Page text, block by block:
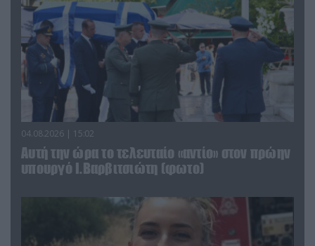
04.08.2026 | 15:02
Αυτή την ώρα το τελευταίο «αντίο» στον πρώην
υπουργό Ι.Βαρβιτσιώτη (φωτο)